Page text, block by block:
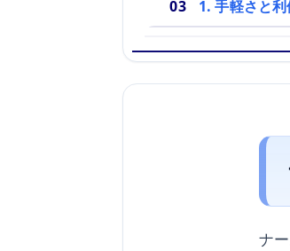
1. 手軽さと
ナ